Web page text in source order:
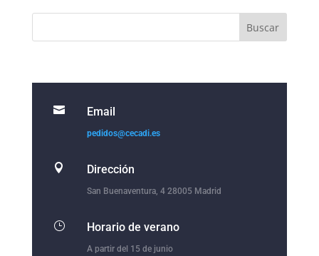
 Email
pedidos@cecadi.es
 Dirección
San Buenaventura, 4 28005 Madrid
} Horario de verano
A partir del 15 de junio